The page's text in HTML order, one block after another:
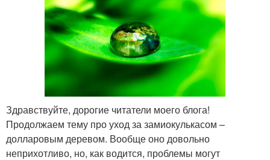
Здравствуйте, дорогие читатели моего блога!
Продолжаем тему про уход за замиокулькасом –
долларовым деревом. Вообще оно довольно
неприхотливо, но, как водится, проблемы могут